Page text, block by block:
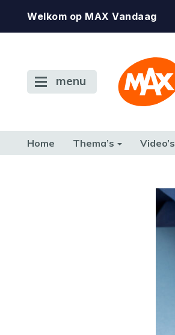
Welkom op MAX Vandaag
menu
Home Thema’s Video’s